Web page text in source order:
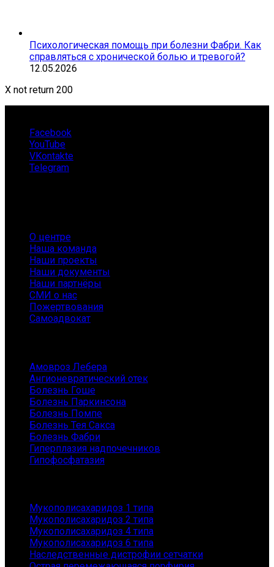
Психологическая помощь при болезни Фабри. Как
справляться с хронической болью и тревогой?
12.05.2026
X not return 200
Facebook
YouTube
VKontakte
Telegram
О центре
Наша команда
Наши проекты
Наши документы
Наши партнёры
СМИ о нас
Пожертвования
Самоадвокат
Амовроз Лебера
Ангионевратический отек
Болезнь Гоше
Болезнь Паркинсона
Болезнь Помпе
Болезнь Тея Сакса
Болезнь Фабри
Гиперплазия надпочечников
Гипофосфатазия
Мукополисахаридоз 1 типа
Мукополисахаридоз 2 типа
Мукополисахаридоз 4 типа
Мукополисахаридоз 6 типа
Наследственные дистрофии сетчатки